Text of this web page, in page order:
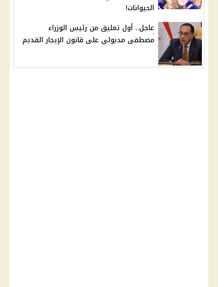
الحيوانات!
عاجل.. أول تعليق من رئيس الوزراء
مصطفى مدبولي على قانون الإيجار القديم